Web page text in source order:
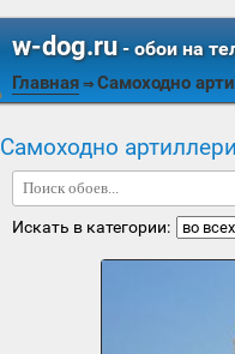
w-dog.ru- обои на
Главная ⇒ Самоходно
Самоходно
Искать в категории: